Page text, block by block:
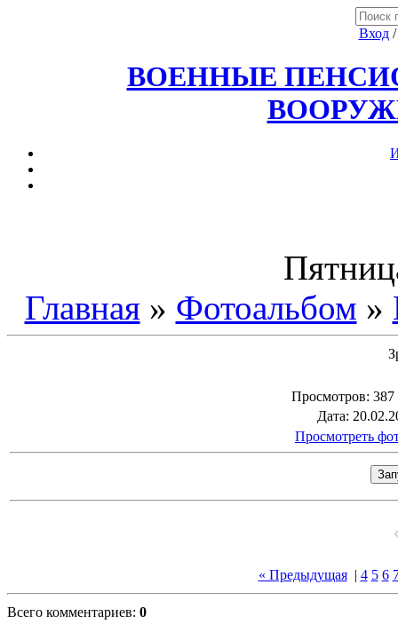
Вход
ВОЕННЫЕ
Главная» Фотоальбом »
Просмотров:
Дата:
Просмотреть
« Предыдущая| 4 5 6
Всего комментариев: 0